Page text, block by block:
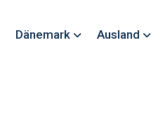
Dänemark Ausland